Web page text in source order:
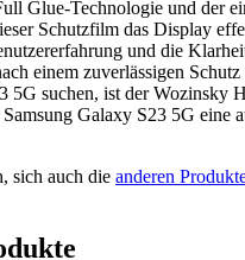
Glue-Technologie und der
Schutzfilm das Display
und die
einem zuverlässigen
5G suchen, ist der Wozinsky
Galaxy S23 5G eine
sich auch die anderen